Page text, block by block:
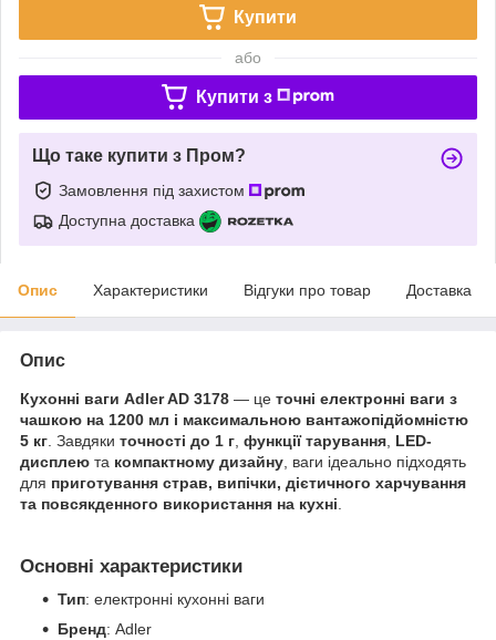
Купити
або
Купити з
Що таке купити з Пром?
Замовлення під захистом
Доступна доставка
Опис Характеристики Відгуки про товар Доставка
Опис
Кухонні ваги Adler AD 3178 — це точні електронні ваги з
чашкою на 1200 мл і максимальною вантажопідйомністю
5 кг . Завдяки точності до 1 г функції тарування LED-
дисплею та компактному дизайну , ваги ідеально підходять
для приготування страв, випічки, дієтичного харчування
та повсякденного використання на кухні
Основні характеристики
Тип: електронні кухонні ваги
Бренд: Adler